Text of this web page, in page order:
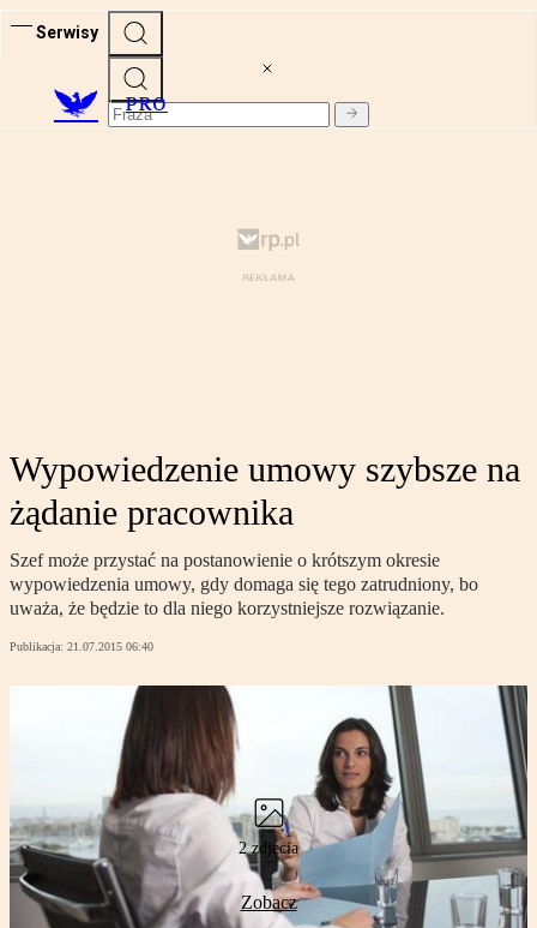
Serwisy
PRO
Wypowiedzenie umowy szybsze na
żądanie pracownika
Szef może przystać na postanowienie o krótszym okresie
wypowiedzenia umowy, gdy domaga się tego zatrudniony, bo
uważa, że będzie to dla niego korzystniejsze rozwiązanie.
Publikacja: 21.07.2015 06:40
2 zdjęcia
Zobacz